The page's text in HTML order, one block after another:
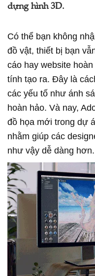
dựng hình 3D.
Có thể bạn không
đồ vật, thiết bị bạn
cáo hay website
tính tạo ra. Đây là
các yếu tố như ánh
hoàn hảo. Và nay,
đồ họa mới trong dự
nhằm giúp các
như vậy dễ dàng hơn.